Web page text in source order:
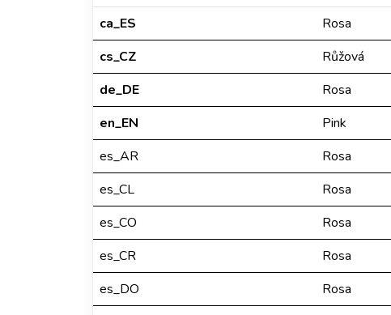
ca_ES
Rosa
cs_CZ
Růžová
de_DE
Rosa
en_EN
Pink
es_AR
Rosa
es_CL
Rosa
es_CO
Rosa
es_CR
Rosa
es_DO
Rosa